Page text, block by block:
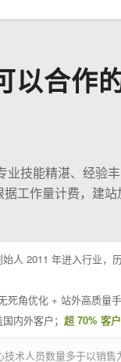
以合作
技能精湛、经
工作量计费，建
始人 2011 年进入行业，
死角优化 + 站外高质量
内外客户； 超 70% 客
术人员数量多于以销